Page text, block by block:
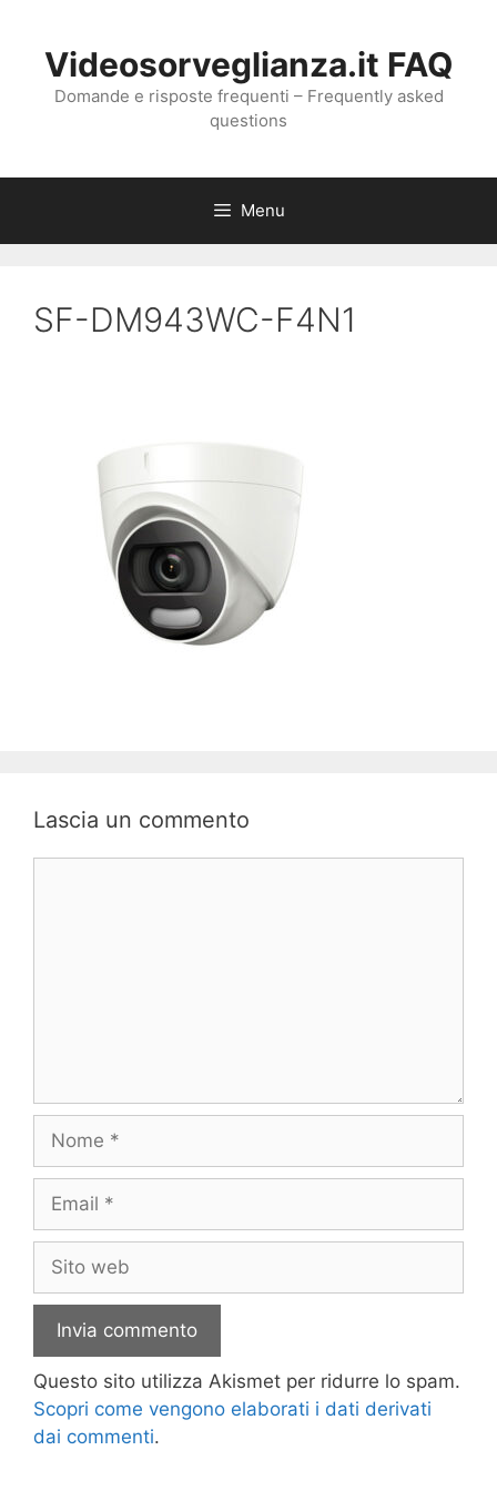
contenutoVideosorveglianza.it FAQ
Domande e risposte frequenti – Frequently asked
questions
Menu
SF-DM943WC-F4N1
Lascia un commento
Nome
Email
Sito
web
Questo sito utilizza Akismet per ridurre lo spam.
Scopri come vengono elaborati i dati derivati
dai commenti.